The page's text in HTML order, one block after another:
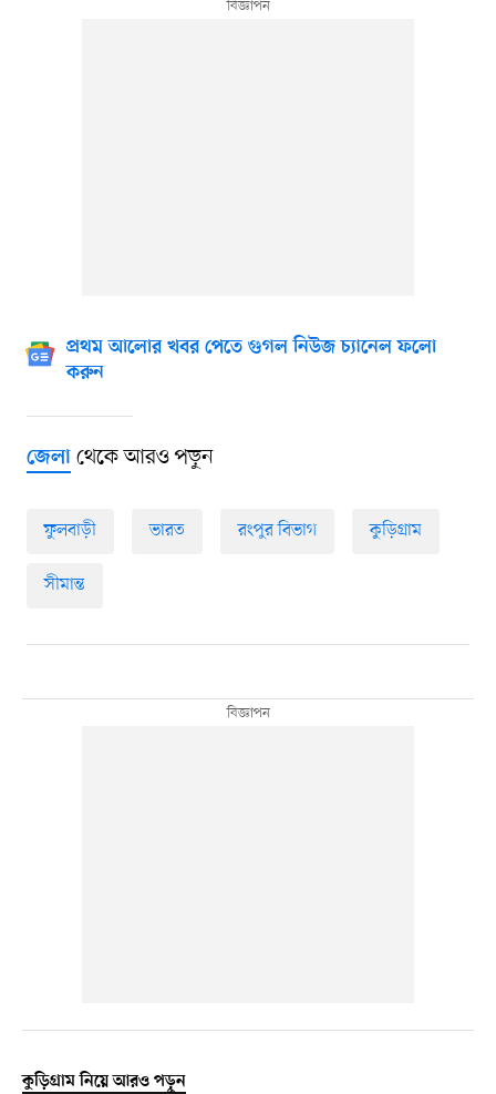
প্রথম আলোর খবর পেতে গুগল নিউজ চ্যানেল ফলো
করুন
জেলাথেকে আরও পড়ুন
ফুলবাড়ী ভারত রংপুর বিভাগ কুড়িগ্রাম
সীমান্ত
কুড়িগ্রাম নিয়ে আরও পড়ুন